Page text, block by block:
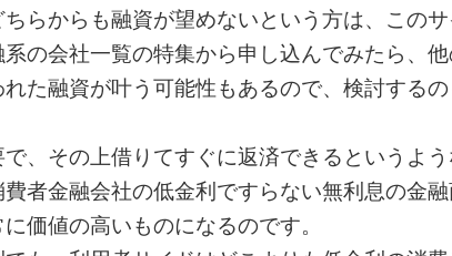
らからも融資が望めないという方は、この
の会社一覧の特集から申し込んでみたら、
た融資が叶う可能性もあるので、検討する
、その上借りてすぐに返済できるというよ
者金融会社の低金利ですらない無利息の金
価値の高いものになるのです。